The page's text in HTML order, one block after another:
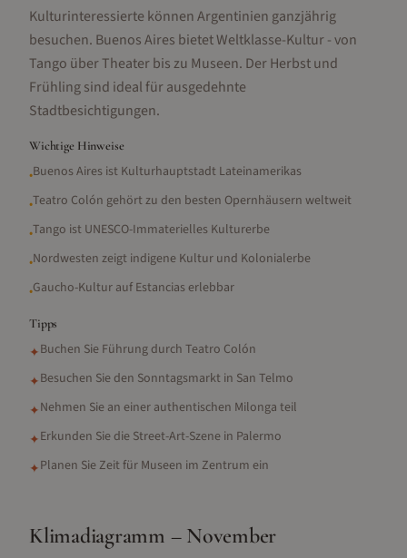
Kulturinteressierte können Argentinien ganzjährig
besuchen. Buenos Aires bietet Weltklasse-Kultur - von
Tango über Theater bis zu Museen. Der Herbst und
Frühling sind ideal für ausgedehnte
Stadtbesichtigungen.
Wichtige Hinweise
•Buenos Aires ist Kulturhauptstadt Lateinamerikas
•Teatro Colón gehört zu den besten Opernhäusern weltweit
•Tango ist UNESCO-Immaterielles Kulturerbe
•Nordwesten zeigt indigene Kultur und Kolonialerbe
•Gaucho-Kultur auf Estancias erlebbar
Tipps
✦Buchen Sie Führung durch Teatro Colón
✦Besuchen Sie den Sonntagsmarkt in San Telmo
✦Nehmen Sie an einer authentischen Milonga teil
✦Erkunden Sie die Street-Art-Szene in Palermo
✦Planen Sie Zeit für Museen im Zentrum ein
Klimadiagramm – November